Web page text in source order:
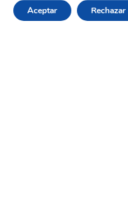
Aceptar Rechazar